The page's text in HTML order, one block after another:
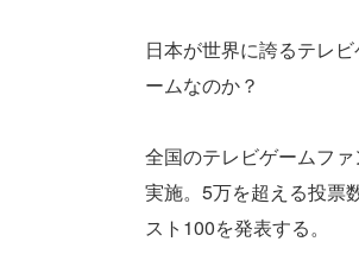
日本が世界に誇るテレ
ームなのか？
全国のテレビゲームフ
実施。5万を超える投票
スト100を発表する。